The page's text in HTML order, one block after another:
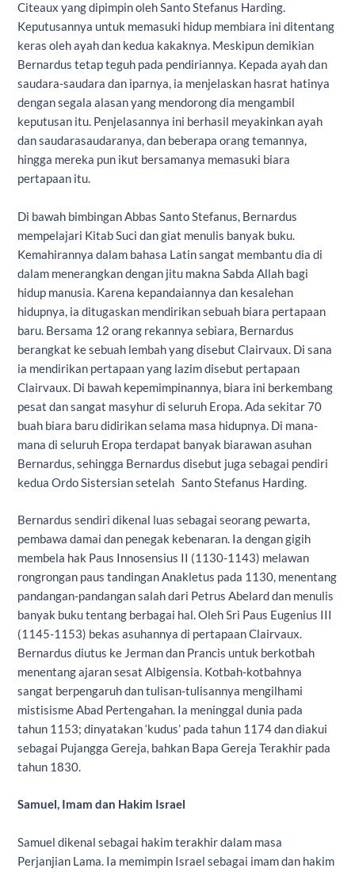
Citeaux yang dipimpin oleh Santo Stefanus Harding.
Keputusannya untuk memasuki hidup membiara ini ditentang
keras oleh ayah dan kedua kakaknya. Meskipun demikian
Bernardus tetap teguh pada pendiriannya. Kepada ayah dan
saudara-saudara dan iparnya, ia menjelaskan hasrat hatinya
dengan segala alasan yang mendorong dia mengambil
keputusan itu. Penjelasannya ini berhasil meyakinkan ayah
dan saudara­saudaranya, dan beberapa orang temannya,
hingga mereka pun ikut bersamanya memasuki biara
pertapaan itu.
Di bawah bimbingan Abbas Santo Stefanus, Bernardus
mempelajari Kitab Suci dan giat menulis banyak buku.
Kemahirannya dalam bahasa Latin sangat membantu dia di
dalam menerangkan dengan jitu makna Sabda Allah bagi
hidup manusia. Karena kepandaiannya dan kesalehan
hidupnya, ia ditugaskan mendirikan sebuah biara pertapaan
baru. Bersama 12 orang rekannya sebiara, Bernardus
berangkat ke sebuah lembah yang disebut Clairvaux. Di sana
ia mendirikan pertapaan yang lazim disebut pertapaan
Clairvaux. Di bawah kepemimpinannya, biara ini berkembang
pesat dan sangat masyhur di seluruh Eropa. Ada sekitar 70
buah biara baru didirikan selama masa hidupnya. Di mana-
mana di seluruh Eropa terdapat banyak biarawan asuhan
Bernardus, sehingga Bernardus disebut juga sebagai pendiri
kedua Ordo Sistersian setelah Santo Stefanus Harding.
Bernardus sendiri dikenal luas sebagai seorang pewarta,
pembawa damai dan penegak kebenaran. Ia dengan gigih
membela hak Paus Innosensius II (1130-1143) melawan
rongrongan paus tandingan Anakletus pada 1130, menentang
pandangan-pandangan salah dari Petrus Abelard dan menulis
banyak buku tentang berbagai hal. Oleh Sri Paus Eugenius III
(1145-1153) bekas asuhannya di pertapaan Clairvaux.
Bernardus diutus ke Jerman dan Prancis untuk berkotbah
menentang ajaran sesat Albigensia. Kotbah-kotbahnya
sangat berpengaruh dan tulisan-tulisannya mengilhami
mistisisme Abad Pertengahan. Ia meninggal dunia pada
tahun 1153; dinyatakan ‘kudus’ pada tahun 1174 dan diakui
sebagai Pujangga Gereja, bahkan Bapa Gereja Terakhir pada
tahun 1830.
Samuel, Imam dan Hakim Israel
Samuel dikenal sebagai hakim terakhir dalam masa
Perjanjian Lama. Ia memimpin Israel sebagai imam dan hakim